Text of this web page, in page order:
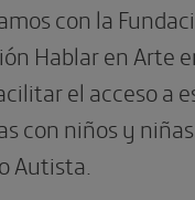
con la
Hablar en Arte
el acceso a
con niños y
Autista.